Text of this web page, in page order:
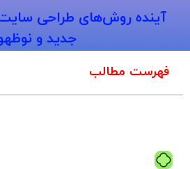
آینده روش‌های طراحی
جدید و
فهرست مطالب